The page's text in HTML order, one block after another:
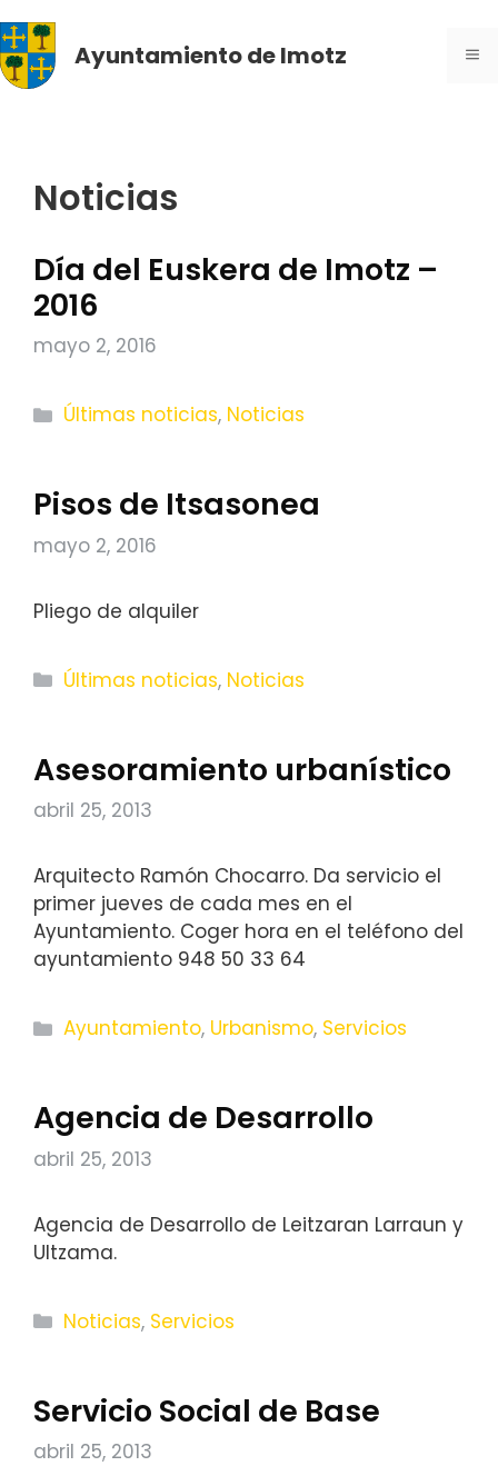
al
contenidoAyuntamiento de Imotz
Noticias
Día del Euskera de Imotz –
2016
mayo 2, 2016
Categorías
Últimas noticias, Noticias
Pisos de Itsasonea
mayo 2, 2016
Pliego de alquiler
Categorías
Últimas noticias, Noticias
Asesoramiento urbanístico
abril 25, 2013
Arquitecto Ramón Chocarro. Da servicio el
primer jueves de cada mes en el
Ayuntamiento. Coger hora en el teléfono del
ayuntamiento 948 50 33 64
Categorías
Ayuntamiento, Urbanismo, Servicios
Agencia de Desarrollo
abril 25, 2013
Agencia de Desarrollo de Leitzaran Larraun y
Ultzama.
Categorías
Noticias, Servicios
Servicio Social de Base
abril 25, 2013